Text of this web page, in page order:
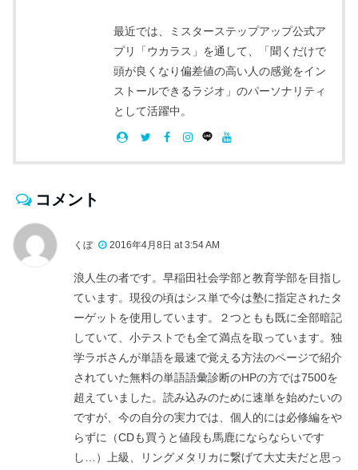
最近では、ミスターステップアップ公式ア
プリ「ウカラス」を通して、「聞くだけで
頭が良くなり偏差値の高い人の感覚をイン
ストールできるラジオ」のパーソナリティ
として活躍中。
コメント
くぼ 2016年4月8日 at 3:54 AM
浪人生の者です。早稲田社会学部と教育学部を目指し
ています。現役の頃はシス単で今は塾に指定されたタ
ーゲットを使用しています。２つともも既に全部暗記
していて、小テストでも全て満点を取っています。独
学ラボさんが単語を最速で覚える方法のページで紹介
されていた無料の単語語彙診断のHPの方では7500を
超えていました。読み込みのために速単を始めたいの
ですが、今の自分の実力では、個人的には必修編をや
らずに（CDも買うと値段も馬鹿にならならいです
し…）上級、リングメタリカに繋げて大丈夫だと思っ